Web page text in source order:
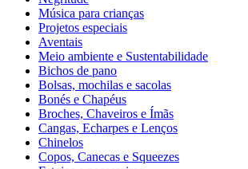
Música para crianças
Projetos especiais
Aventais
Meio ambiente e Sustentabilidade
Bichos de pano
Bolsas, mochilas e sacolas
Bonés e Chapéus
Broches, Chaveiros e Ímãs
Cangas, Echarpes e Lenços
Chinelos
Copos, Canecas e Squeezes